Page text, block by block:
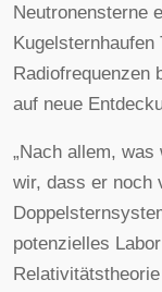
Neutronensterne
Kugelsternhaufen
Radiofrequenzen
auf neue
„Nach allem,
wir, dass er noch
potenzielles